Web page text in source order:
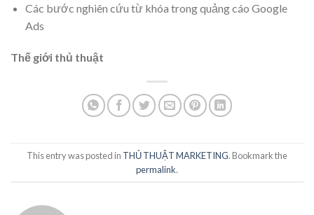
Các bước nghiên cứu từ khóa trong quảng cáo Google
Ads
Thế giới thủ thuật
This entry was posted in THỦ THUẬT MARKETING. Bookmark the
permalink.